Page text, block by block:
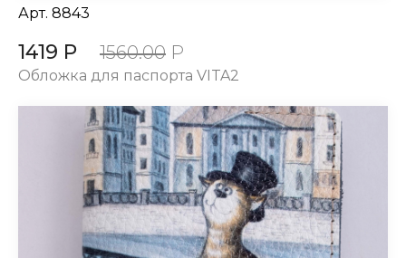
Арт. 8843
1419 Р 1560.00 Р
Обложка для паспорта VITA2